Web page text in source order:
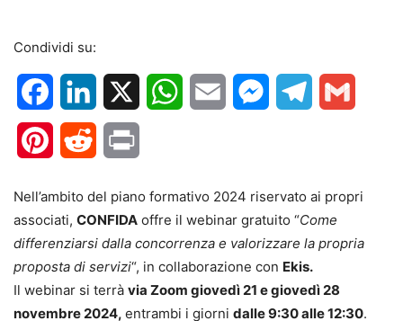
Condividi su:
FacebookLinkedIn WhatsApp
Email MessengerTelegram
PinterestReddit
Nell’ambito del piano formativo 2024 riservato ai propri
associati, CONFIDA offre il webinar gratuito “Come
differenziarsi dalla concorrenza e valorizzare la propria
proposta di servizi“, in collaborazione con Ekis.
Il webinar si terrà via Zoom giovedì 21 e giovedì 28
novembre 2024, entrambi i giorni dalle 9:30 alle 12:30.